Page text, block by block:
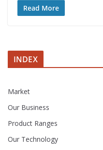
Read More
INDEX
Market
Our Business
Product Ranges
Our Technology